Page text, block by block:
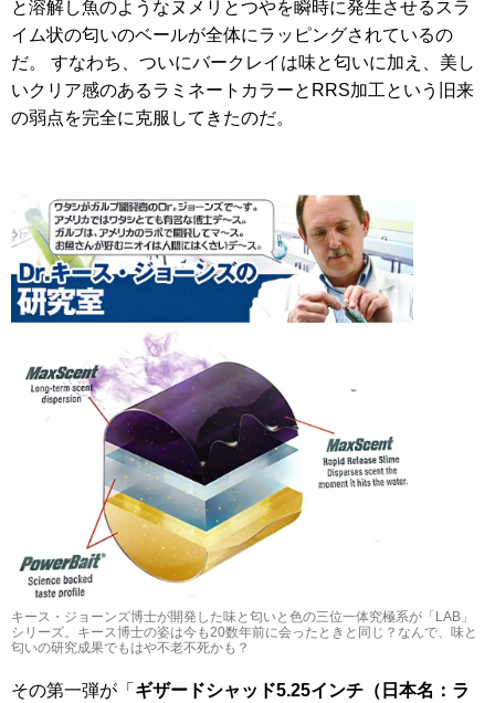
と溶解し魚のようなヌメリとつやを瞬時に発生させるスラ
イム状の匂いのベールが全体にラッピングされているの
だ。 すなわち、ついにバークレイは味と匂いに加え、美し
いクリア感のあるラミネートカラーとRRS加工という旧来
の弱点を完全に克服してきたのだ。
キース・ジョーンズ博士が開発した味と匂いと色の三位一体究極系が「LAB」
シリーズ。キース博士の姿は今も20数年前に会ったときと同じ？なんで、味と
匂いの研究成果でもはや不老不死かも？
その第一弾が「 ギザードシャッド5.25インチ（日本名：ラ